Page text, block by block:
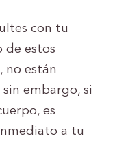
con tu
de estos
no están
embargo, si
es
a tu